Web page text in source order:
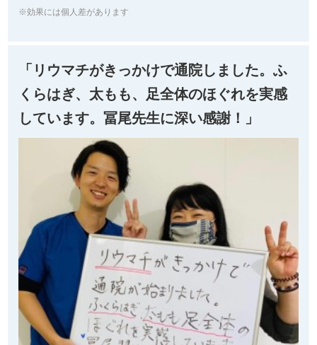
※効果には個人差があります
「リウマチがきっかけで通院しました。ふ
くらはぎ、太もも、足全体のほぐれを実感
しています。冨尾先生に深い感謝！」